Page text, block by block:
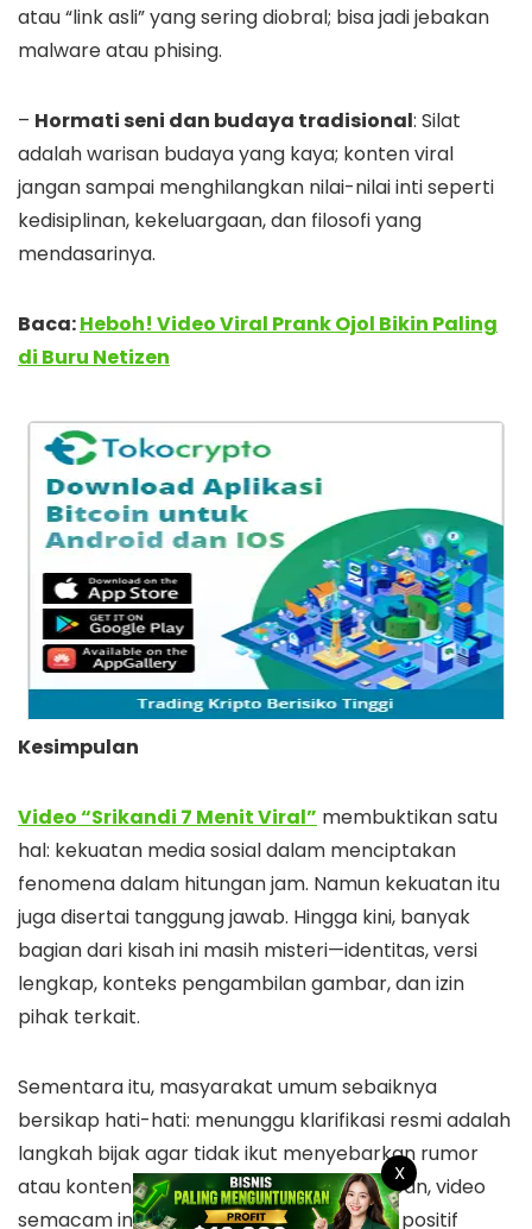
atau “link asli” yang sering diobral; bisa jadi jebakan
malware atau phising.
– Hormati seni dan budaya tradisional: Silat
adalah warisan budaya yang kaya; konten viral
jangan sampai menghilangkan nilai-nilai inti seperti
kedisiplinan, kekeluargaan, dan filosofi yang
mendasarinya.
Baca:Heboh! Video Viral Prank Ojol Bikin Paling
di Buru Netizen
Kesimpulan
Video “Srikandi 7 Menit Viral” membuktikan satu
hal: kekuatan media sosial dalam menciptakan
fenomena dalam hitungan jam. Namun kekuatan itu
juga disertai tanggung jawab. Hingga kini, banyak
bagian dari kisah ini masih misteri—identitas, versi
lengkap, konteks pengambilan gambar, dan izin
pihak terkait.
Sementara itu, masyarakat umum sebaiknya
bersikap hati-hati: menunggu klarifikasi resmi adalah
langkah bijak agar tidak ikut menyebarkan rumor
atau konten yang bisa merugikan. Ke depan, video
semacam ini bisa menjadi pemicu diskusi positif
X